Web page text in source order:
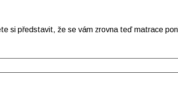
si představit, že se vám zrovna teď matrace